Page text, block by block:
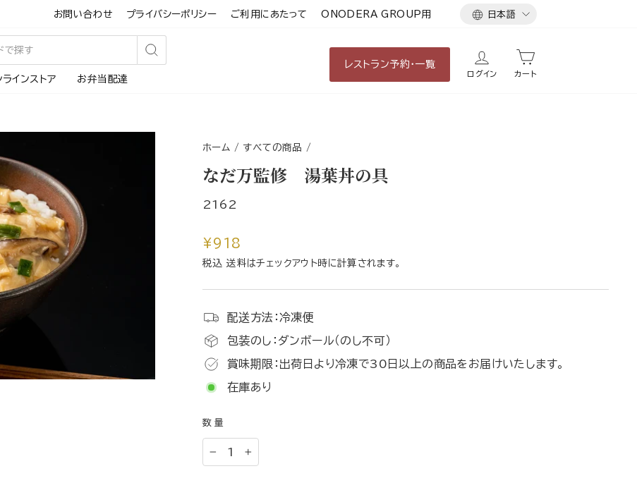
お問い合わせ プライバシーポリシー ご利用にあたって ONODERA GROUP用
言
日本語
検
ラインストア お弁当配達
レストラン予約・一覧
ログイン カート
ホーム / すべての商品 /
なだ万監修 湯葉丼の具
2162
通
常
¥918
税込 送料はチェックアウト時に計算されます。
配送方法：冷凍便
包装のし：ダンボール（のし不可）
賞味期限：出荷日より冷凍で30日以上の商品をお届けいたします。
在庫あり
数量